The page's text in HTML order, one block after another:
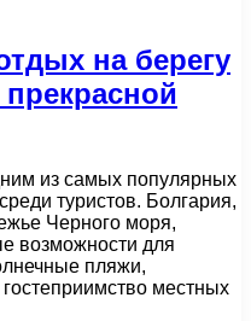
на берегу
из самых популярных
туристов. Болгария,
Черного моря,
возможности для
пляжи,
местных